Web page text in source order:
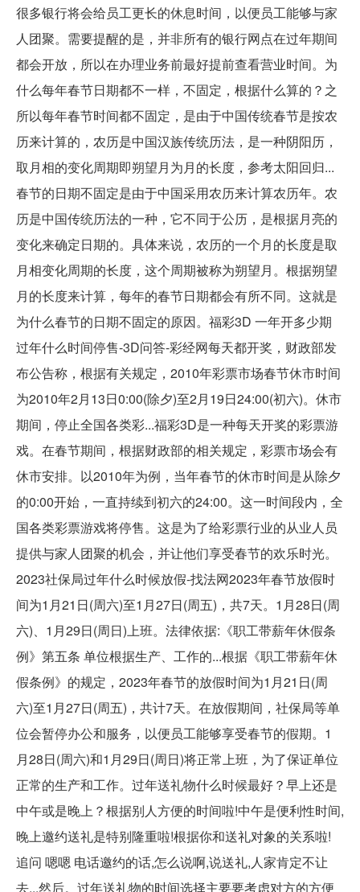
很多银行将会给员工更长的休息时间，以便员工能够与家
人团聚。需要提醒的是，并非所有的银行网点在过年期间
都会开放，所以在办理业务前最好提前查看营业时间。为
什么每年春节日期都不一样，不固定，根据什么算的？之
所以每年春节时间都不固定，是由于中国传统春节是按农
历来计算的，农历是中国汉族传统历法，是一种阴阳历，
取月相的变化周期即朔望月为月的长度，参考太阳回归...
春节的日期不固定是由于中国采用农历来计算农历年。农
历是中国传统历法的一种，它不同于公历，是根据月亮的
变化来确定日期的。具体来说，农历的一个月的长度是取
月相变化周期的长度，这个周期被称为朔望月。根据朔望
月的长度来计算，每年的春节日期都会有所不同。这就是
为什么春节的日期不固定的原因。福彩3D 一年开多少期
过年什么时间停售-3D问答-彩经网每天都开奖，财政部发
布公告称，根据有关规定，2010年彩票市场春节休市时间
为2010年2月13日0:00(除夕)至2月19日24:00(初六)。休市
期间，停止全国各类彩...福彩3D是一种每天开奖的彩票游
戏。在春节期间，根据财政部的相关规定，彩票市场会有
休市安排。以2010年为例，当年春节的休市时间是从除夕
的0:00开始，一直持续到初六的24:00。这一时间段内，全
国各类彩票游戏将停售。这是为了给彩票行业的从业人员
提供与家人团聚的机会，并让他们享受春节的欢乐时光。
2023社保局过年什么时候放假-找法网2023年春节放假时
间为1月21日(周六)至1月27日(周五)，共7天。1月28日(周
六)、1月29日(周日)上班。法律依据:《职工带薪年休假条
例》第五条 单位根据生产、工作的...根据《职工带薪年休
假条例》的规定，2023年春节的放假时间为1月21日(周
六)至1月27日(周五)，共计7天。在放假期间，社保局等单
位会暂停办公和服务，以便员工能够享受春节的假期。1
月28日(周六)和1月29日(周日)将正常上班，为了保证单位
正常的生产和工作。过年送礼物什么时候最好？早上还是
中午或是晚上？根据别人方便的时间啦!中午是便利性时间,
晚上邀约送礼是特别隆重啦!根据你和送礼对象的关系啦!
追问 嗯嗯 电话邀约的话,怎么说啊,说送礼,人家肯定不让
去...然后。过年送礼物的时间选择主要要考虑对方的方便